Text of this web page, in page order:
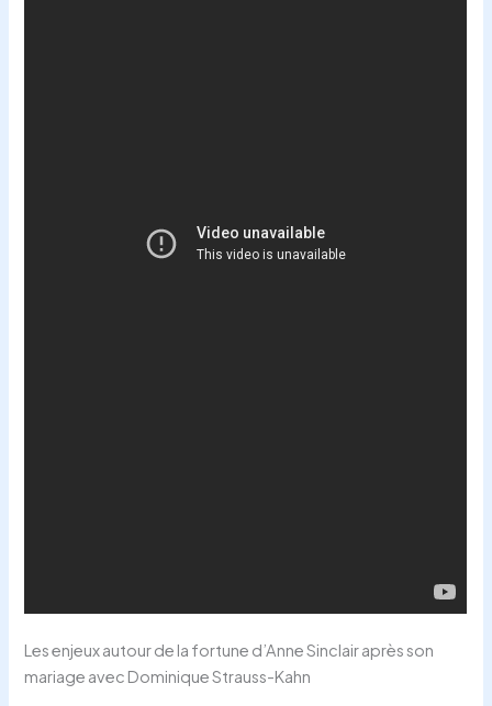
Les enjeux autour de la fortune d’Anne Sinclair après son
mariage avec Dominique Strauss-Kahn